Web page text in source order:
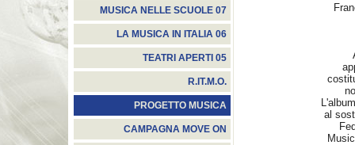
MUSICA NELLE SCUOLE 07
LA MUSICA IN ITALIA 06
TEATRI APERTI 05
R.IT.M.O.
PROGETTO MUSICA
CAMPAGNA MOVE ON
al